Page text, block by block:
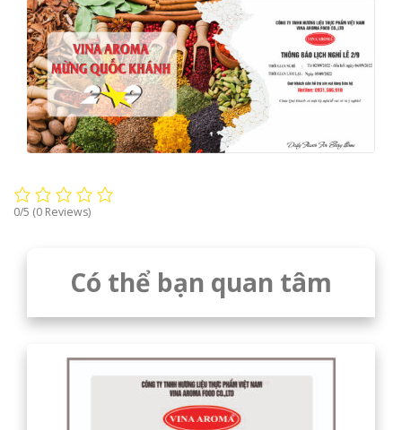
0/5 (0 Reviews)
Có thể bạn quan tâm